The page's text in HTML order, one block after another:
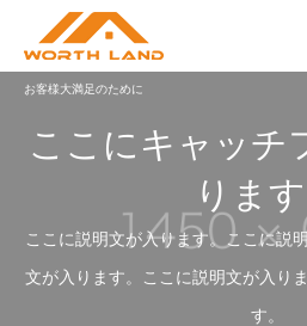
お客様大満足のために
ここにキャッチ
ります
ここに説明文が入ります。ここに説
文が入ります。ここに説明文が入り
す。